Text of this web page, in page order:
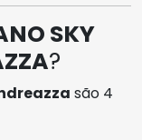
SKY
?
são 4